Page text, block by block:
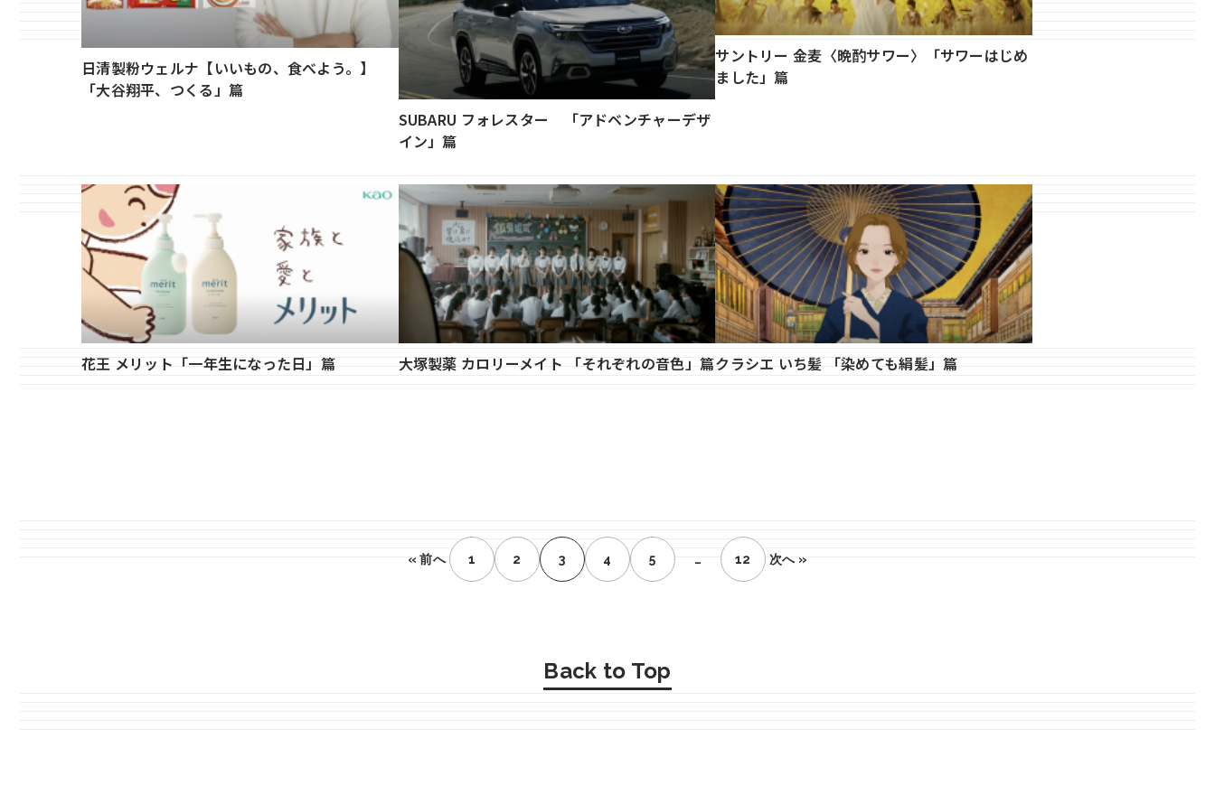
日清製粉ウェルナ【いいもの、食べよう。】
「大谷翔平、つくる」篇
SUBARU フォレスター 「アドベンチャーデザ
イン」篇
サントリー 金麦〈晩酌サワー〉「サワーはじめ
ました」篇
花王 メリット「一年生になった日」篇 大塚製薬 カロリーメイト 「それぞれの音色」篇クラシエ いち髪 「染めても絹髪」篇
« 前へ 1 2 3 4 5 … 12 次へ »
Back to Top